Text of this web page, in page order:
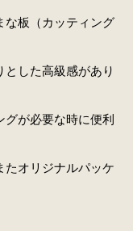
な板（カッティング
した高級感があり
が必要な時に便利
たオリジナルパッケ